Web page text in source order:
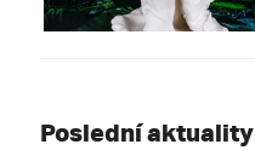
Poslední aktuality